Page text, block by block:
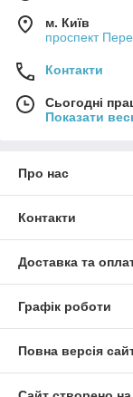
м. Київ
проспект
Контакти
Сьогодні
Показати
Про нас
Контакти
Доставка та
Графік роботи
Повна версія